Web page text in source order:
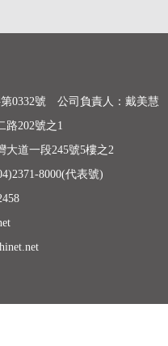
0332號 公司負責人：戴美慧
路202號之1
大道一段245號5樓之2
8000(代表號)